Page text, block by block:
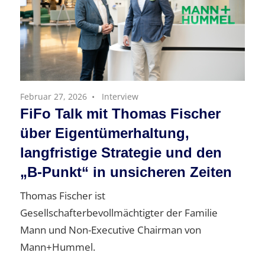
Februar 27, 2026 Interview
FiFo Talk mit Thomas Fischer
über Eigentümerhaltung,
langfristige Strategie und den
„B-Punkt“ in unsicheren Zeiten
Thomas Fischer ist
Gesellschafterbevollmächtigter der Familie
Mann und Non-Executive Chairman von
Mann+Hummel.